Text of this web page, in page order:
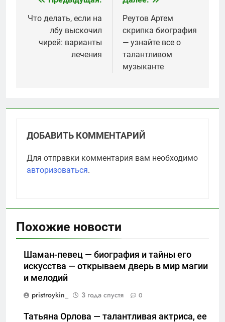
по
записям
Что делать, если на
лбу выскочил
чирей: варианты
лечения
Реутов Артем
скрипка биография
— узнайте все о
талантливом
музыканте
ДОБАВИТЬ КОММЕНТАРИЙ
Для отправки комментария вам необходимо
авторизоваться.
Похожие новости
Шаман-певец — биография и тайны его
искусства — открываем дверь в мир магии
и мелодий
pristroykin_
3 года спустя 0
Татьяна Орлова — талантливая актриса, ее